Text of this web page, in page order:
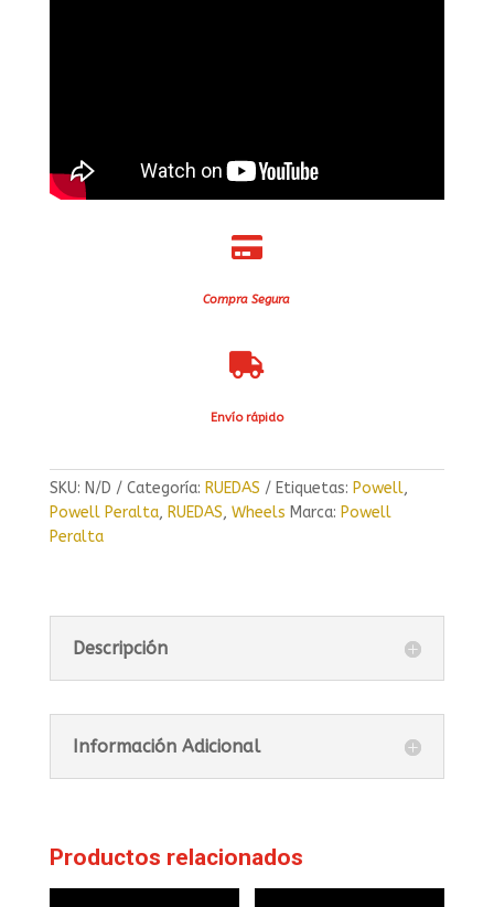

Compra Segura

Envío rápido
SKU: N/D Categoría: RUEDAS Etiquetas: Powell,
Powell Peralta, RUEDAS, Wheels Marca: Powell
Peralta
Descripción
Información Adicional
Productos relacionados